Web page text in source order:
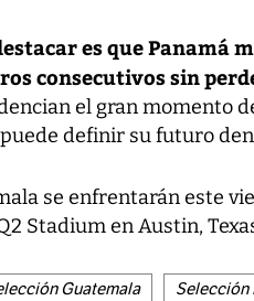
es que Panamá
consecutivos sin
el gran momento
definir su futuro
se enfrentarán este
Stadium en Austin,
Guatemala Selección